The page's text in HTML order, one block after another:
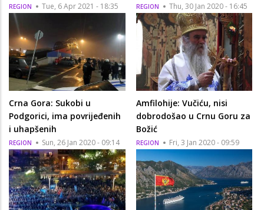
REGION Tue, 6 Apr 2021 - 18:35 REGION Thu, 30 Jan 2020 - 16:45
Crna Gora: Sukobi u
Podgorici, ima povrijeđenih
i uhapšenih
REGION Sun, 26 Jan 2020 - 09:14
Amfilohije: Vučiću, nisi
dobrodošao u Crnu Goru za
Božić
REGION Fri, 3 Jan 2020 - 09:59